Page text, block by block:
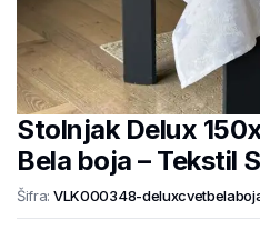
Stolnjak Delux
Bela boja – Tekstil
Šifra: VLK000348-